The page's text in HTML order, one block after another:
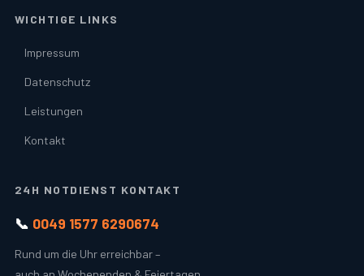
WICHTIGE LINKS
Impressum
Datenschutz
Leistungen
Kontakt
24H NOTDIENST KONTAKT
📞 0049 1577 6290674
Rund um die Uhr erreichbar –